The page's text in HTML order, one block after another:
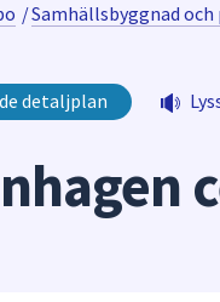
När
börjar
skriva
sökfältet
kommer
sökförslag
/Samhällsbyggnad
detaljplan